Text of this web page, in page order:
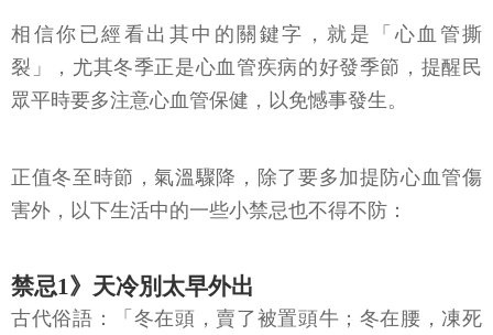
相信你已經看出其中的關鍵字，就是「心血管撕
裂」，尤其冬季正是心血管疾病的好發季節，提醒民
眾平時要多注意心血管保健，以免憾事發生。
正值冬至時節，氣溫驟降，除了要多加提防心血管傷
害外，以下生活中的一些小禁忌也不得不防：
禁忌1》天冷別太早外出
古代俗語：「冬在頭，賣了被置頭牛；冬在腰，凍死